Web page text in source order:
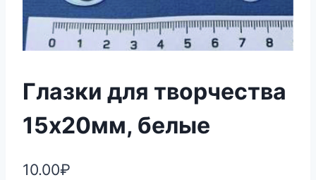
Глазки для творчества
15х20мм, белые
10.00₽